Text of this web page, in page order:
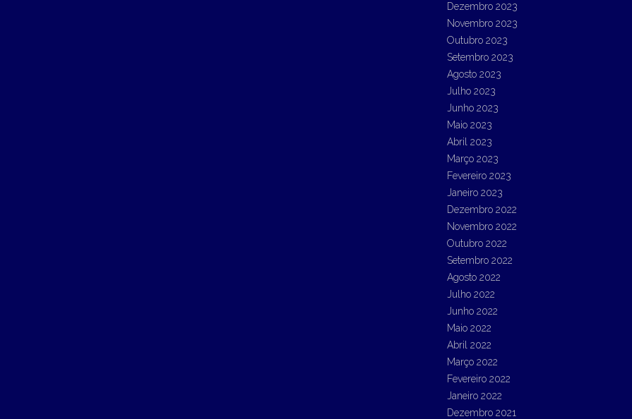
Dezembro 2023
Novembro 2023
Outubro 2023
Setembro 2023
Agosto 2023
Julho 2023
Junho 2023
Maio 2023
Abril 2023
Março 2023
Fevereiro 2023
Janeiro 2023
Dezembro 2022
Novembro 2022
Outubro 2022
Setembro 2022
Agosto 2022
Julho 2022
Junho 2022
Maio 2022
Abril 2022
Março 2022
Fevereiro 2022
Janeiro 2022
Dezembro 2021